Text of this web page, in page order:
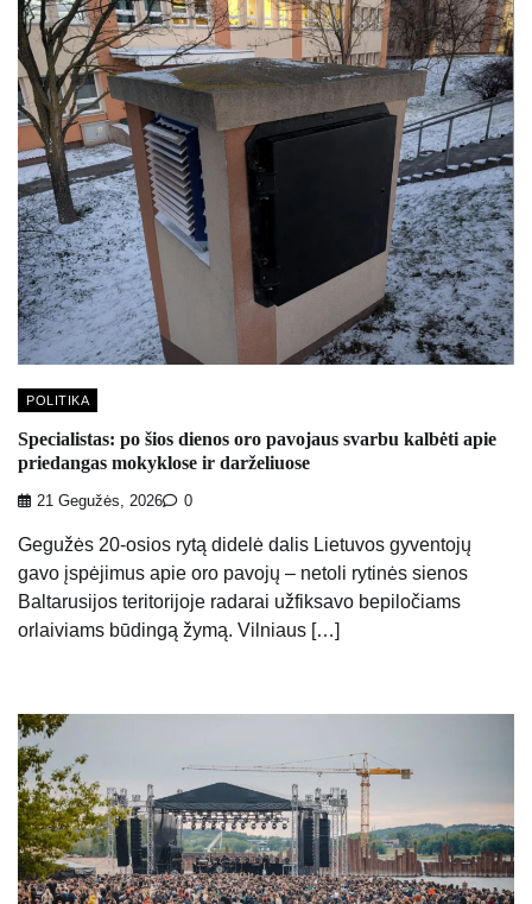
POLITIKA
Specialistas: po šios dienos oro pavojaus svarbu kalbėti apie
priedangas mokyklose ir darželiuose
21 Gegužės, 2026 0
Gegužės 20-osios rytą didelė dalis Lietuvos gyventojų
gavo įspėjimus apie oro pavojų – netoli rytinės sienos
Baltarusijos teritorijoje radarai užfiksavo bepiločiams
orlaiviams būdingą žymą. Vilniaus […]